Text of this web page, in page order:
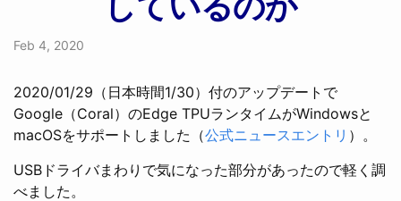
Feb 4, 2020
2020/01/29（日本時間1/30）付のアップデートで
Google（Coral）のEdge TPUランタイムがWindowsと
macOSをサポートしました（公式ニュースエントリ ）。
USBドライバまわりで気になった部分があったので軽く調
べました。